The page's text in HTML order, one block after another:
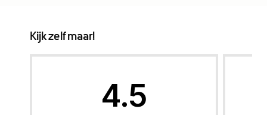
Kijk zelf maar!
4.5